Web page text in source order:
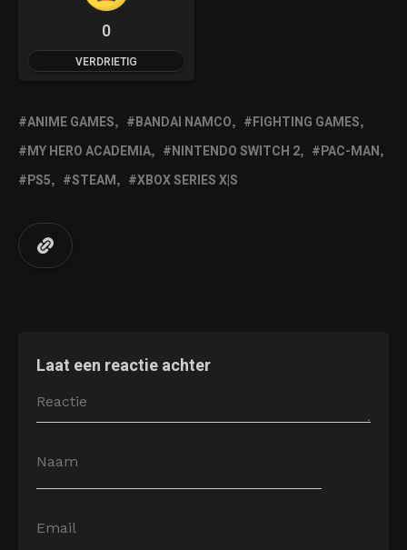
0
VERDRIETIG
ANIME GAMES BANDAI NAMCO
FIGHTING GAMES
MY HERO ACADEMIA
NINTENDO SWITCH 2
PAC-MAN
PS5
STEAM XBOX SERIES X|S
Laat een reactie achter